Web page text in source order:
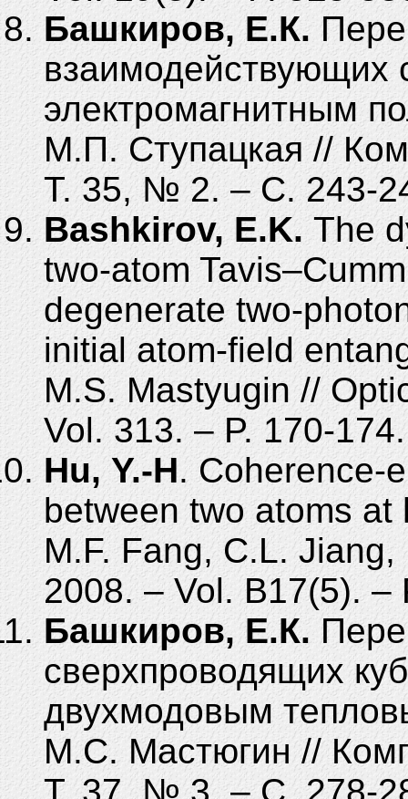
Башкиров, Е.К.
взаимодействующих
электромагнитным
М.П. Ступацкая //
Т. 35, № 2. – C. 243-
Bashkirov, E.K.The
two-atom
degenerate two-
initial atom-field
M.S. Mastyugin //
Vol. 313. – P. 170-174.
Hu, Y.-H. Coherence-
between two atoms at
M.F. Fang, C.L. Ji­ang,
2008. – Vol. B17(5). –
Башкиров, Е.К.
сверхпроводящих
двухмодовым
М.С. Мастюгин //